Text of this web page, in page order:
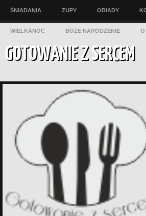
ŚNIADANIA ZUPY OBIADY
WIELKANOC BOŻE NARODZENIE O
GOTOWANIE Z SERCEM